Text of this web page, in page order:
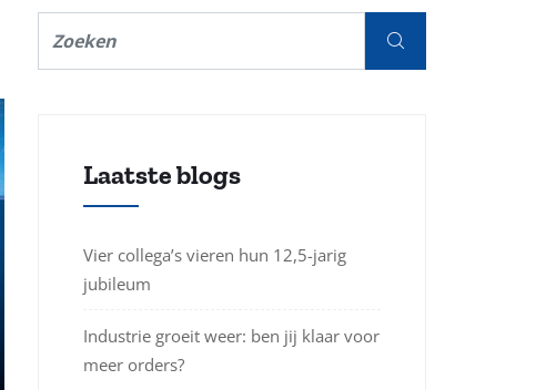
Laatste blogs
Vier collega’s vieren hun 12,5-jarig
jubileum
Industrie groeit weer: ben jij klaar voor
meer orders?